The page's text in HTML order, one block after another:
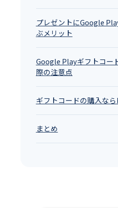
プレゼントにGoogle
ぶメリット
Google Playギフトコー
際の注意点
ギフトコードの購入な
まとめ